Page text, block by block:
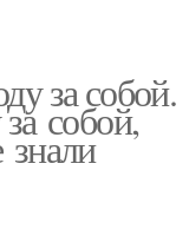
за собой.
собой,